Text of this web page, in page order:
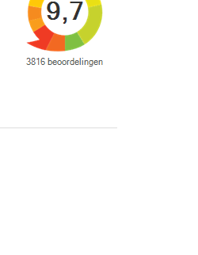
Goed verpakt en snelgeleverd